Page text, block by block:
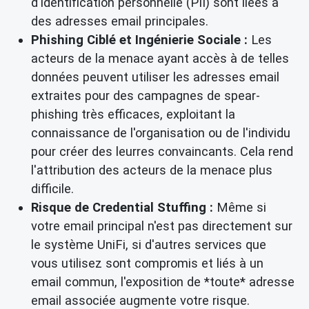
des adresses email principales.
Phishing Ciblé et Ingénierie Sociale : Les
acteurs de la menace ayant accès à de telles
données peuvent utiliser les adresses email
extraites pour des campagnes de spear-
phishing très efficaces, exploitant la
connaissance de l'organisation ou de l'individu
pour créer des leurres convaincants. Cela rend
l'attribution des acteurs de la menace plus
difficile.
Risque de Credential Stuffing : Même si
votre email principal n'est pas directement sur
le système UniFi, si d'autres services que
vous utilisez sont compromis et liés à un
email commun, l'exposition de *toute* adresse
email associée augmente votre risque.